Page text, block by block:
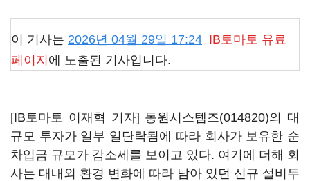
이 기사는 2026년 04월 29일 17:24 IB토마토 유료
페이지 에 노출된 기사입니다.
[IB토마토 이재혁 기자] 동원시스템즈(014820)의 대
규모 투자가 일부 일단락됨에 따라 회사가 보유한 순
차입금 규모가 감소세를 보이고 있다. 여기에 더해 회
사는 대내외 환경 변화에 따라 남아 있던 신규 설비투